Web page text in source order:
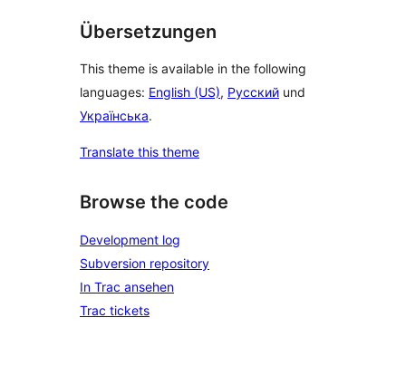
Übersetzungen
This theme is available in the following
languages: English (US), Русский und
Українська.
Translate this theme
Browse the code
Development log
Subversion repository
In Trac ansehen
Trac tickets